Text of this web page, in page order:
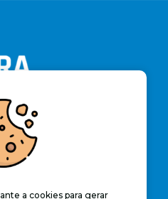
os recursos
a cookies para gerar